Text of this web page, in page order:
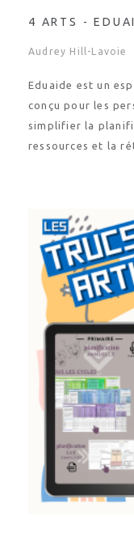
4 ARTS -
Audrey Hill-Lavoie
Eduaide est un
conçu pour les
simplifier la
ressources et la